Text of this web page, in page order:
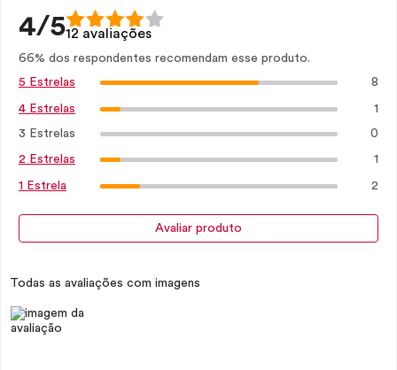
4/512 avaliações
66% dos respondentes recomendam esse produto.
5 Estrelas
8
4 Estrelas 1
3 Estrelas 0
2 Estrelas 1
1 Estrela 2
Avaliar produto
Todas as avaliações com imagens